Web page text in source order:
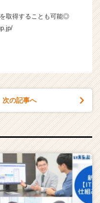
取得することも可能◎
次の記事へ